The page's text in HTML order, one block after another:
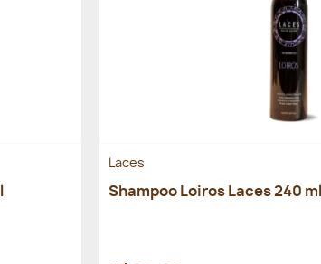
Laces
Shampoo Loiros Laces 240 ml